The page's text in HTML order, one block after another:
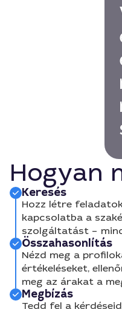
Hogyan
Keresés
Hozz létre
kapcsolatba a
szolgáltatást –
Összahasonlítás
Nézd meg a
értékeléseket,
meg az árakat a
Megbízás
Tedd fel a